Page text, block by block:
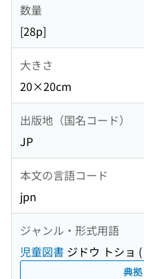
数量
[28p]
大きさ
20×20cm
出版地（国名コード）
JP
本文の言語コード
jpn
ジャンル・形式用語
児童図書 ジドウ トショ (
典拠